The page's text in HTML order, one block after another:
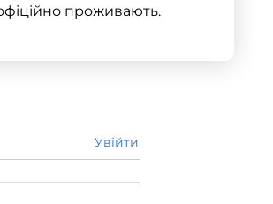
проживають.
Увійти